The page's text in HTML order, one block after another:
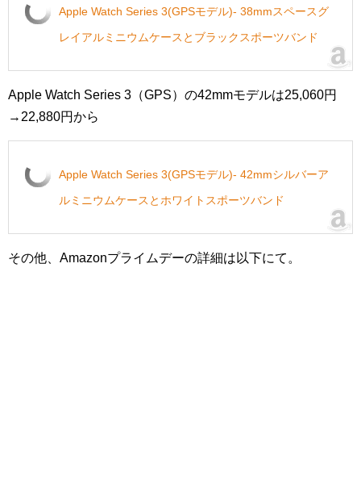
Apple Watch Series 3(GPSモデル)- 38mmスペースグ
レイアルミニウムケースとブラックスポーツバンド
Apple Watch Series 3（GPS）の42mmモデルは25,060円
→22,880円から
Apple Watch Series 3(GPSモデル)- 42mmシルバーア
ルミニウムケースとホワイトスポーツバンド
その他、Amazonプライムデーの詳細は以下にて。